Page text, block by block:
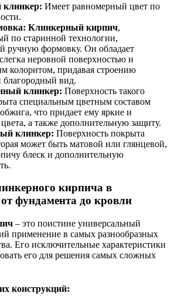
Имеет равномерный цвет по
Клинкерный кирпич,
по старинной технологии,
ручную формовку. Он обладает
неровной поверхностью и
колоритом, придавая строению
вид.
клинкер: Поверхность такого
специальным цветным составом
что придает ему яркие и
а также дополнительную защиту.
клинкер: Поверхность покрыта
может быть матовой или глянцевой,
блеск и дополнительную
кирпича в
от фундамента до кровли
– это поистине универсальный
применение в самых разнообразных
Его исключительные характеристики
его для решения самых сложных
конструкций: